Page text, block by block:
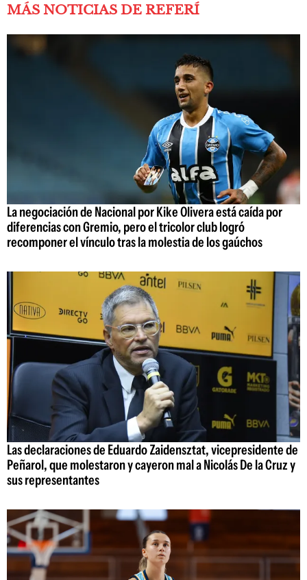
MÁS NOTICIAS DE REFERÍ
La negociación de Nacional por Kike Olivera está caída por
diferencias con Gremio, pero el tricolor club logró
recomponer el vínculo tras la molestia de los gaúchos
Las declaraciones de Eduardo Zaidensztat, vicepresidente de
Peñarol, que molestaron y cayeron mal a Nicolás De la Cruz y
sus representantes